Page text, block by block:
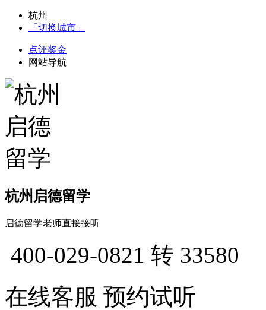
杭州
「切换城市」
点评奖金
网站导航
杭州启德留学
启德留学老师直接接听
400-029-0821 转 33580
在线客服 预约试听